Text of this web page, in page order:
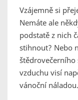
Vzájemně si
Nemáte ale
podstatě z nich
stihnout? Nebo
štědrovečerního
vzduchu visí
vánoční náladou.